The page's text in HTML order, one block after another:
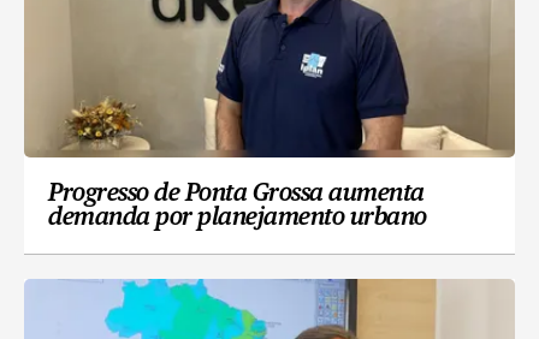
Progresso de Ponta Grossa aumenta
demanda por planejamento urbano